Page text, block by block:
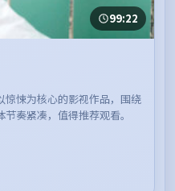
99:22
悚为核心的影视作品，围绕
奏紧凑，值得推荐观看。